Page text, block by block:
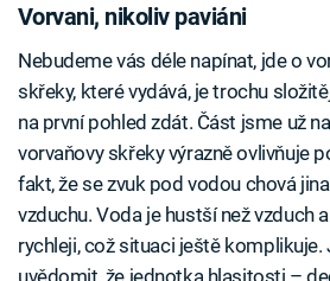
Vorvani, nikoliv paviáni
Nebudeme vás déle napínat, jde o
skřeky, které vydává, je trochu
na první pohled zdát. Část jsme už
vorvaňovy skřeky výrazně ovlivňuje
fakt, že se zvuk pod vodou chová
vzduchu. Voda je hustší než vzduch
rychleji, což situaci ještě komplikuje.